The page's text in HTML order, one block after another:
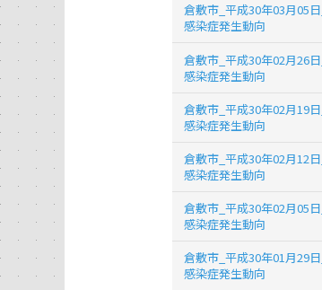
倉敷市_平成30年03月05日_
感染症発生動向
倉敷市_平成30年02月26日_
感染症発生動向
倉敷市_平成30年02月19日_
感染症発生動向
倉敷市_平成30年02月12日_
感染症発生動向
倉敷市_平成30年02月05日_
感染症発生動向
倉敷市_平成30年01月29日_
感染症発生動向